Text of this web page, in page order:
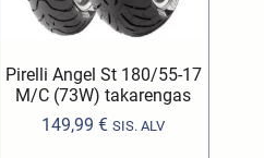
Pirelli Angel St 180/55-17
M/C (73W) takarengas
149,99€ SIS. ALV